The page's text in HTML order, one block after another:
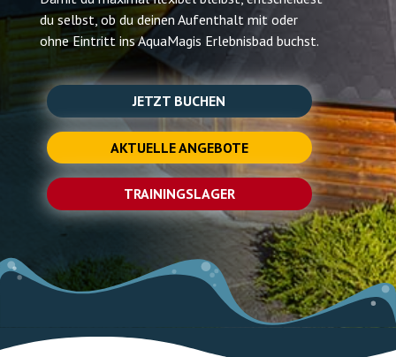
du selbst, ob du deinen Aufenthalt mit oder
ohne Eintritt ins AquaMagis Erlebnisbad buchst.
JETZT BUCHEN
AKTUELLE ANGEBOTE
TRAININGSLAGER